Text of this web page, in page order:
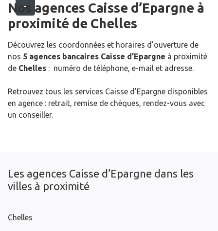
Nos agences Caisse d’Epargne à
proximité de Chelles
Découvrez les coordonnées et horaires d’ouverture de
nos 5 agences bancaires Caisse d’Epargne à proximité
de Chelles : numéro de téléphone, e-mail et adresse.
Retrouvez tous les services Caisse d’Epargne disponibles
en agence : retrait, remise de chèques, rendez-vous avec
un conseiller.
Les agences Caisse d’Epargne dans les
villes à proximité
Chelles